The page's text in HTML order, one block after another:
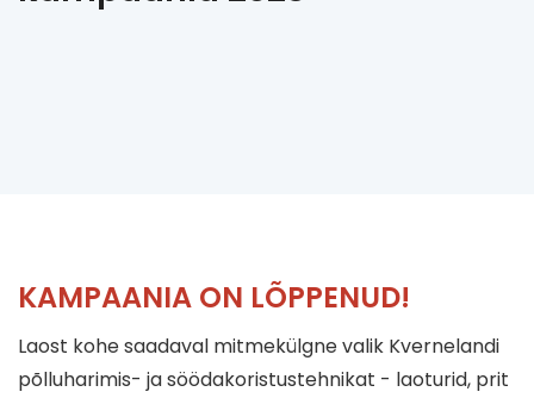
KAMPAANIA ON LÕPPENUD!
Laost kohe saadaval mitmekülgne valik Kvernelandi
põlluharimis- ja söödakoristustehnikat - laoturid, prit